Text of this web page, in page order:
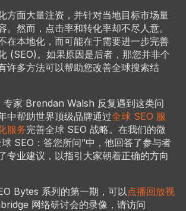
方面大量注资，并针对当地目标市场量
。然而，点击率和转化率却不尽人意。
在本地化，而可能在于需要进一步完善
(SEO)。如果原因是后者，那您并非个
许多方法可以帮助您改善全球搜索结
家 Brendan Walsh 反复遇到这类问
中帮助世界顶级品牌通过全球 SEO 服
服务完善全球 SEO 战略。在我们的微
SEO：答您所问”中，他回答了参与者
专业建议，以指引大家朝着正确的方向
Bytes 系列的第一期，可以点播回放视
网络研讨会的录像，请访问